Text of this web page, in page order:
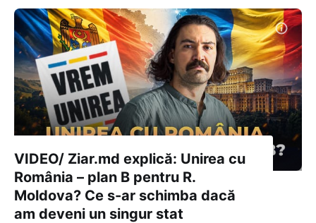
VIDEO/ Ziar.md explică: Unirea cu
România – plan B pentru R.
Moldova? Ce s-ar schimba dacă
am deveni un singur stat